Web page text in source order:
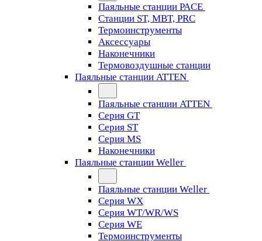
Паяльные станции PACE
Станции ST, MBT, PRC
Термоинструменты
Аксессуары
Наконечники
Термовоздушные станции
Паяльные станции ATTEN
Паяльные станции ATTEN
Серия GT
Серия ST
Серия MS
Наконечники
Паяльные станции Weller
Паяльные станции Weller
Серия WX
Серия WT/WR/WS
Серия WE
Термоинструменты